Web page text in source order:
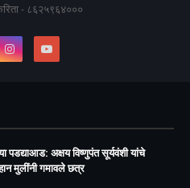
- ८६२५९६४०००
अक्षय विष्णुपंत सूर्यवंशी यांचे
मुलींनी गमावले छत्र